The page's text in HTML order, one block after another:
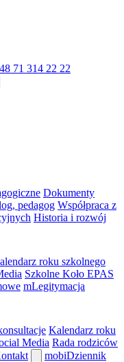
71 314 22 22
Dokumenty
pedagog Współpraca z
Historia i rozwój
roku szkolnego
Szkolne Koło EPAS
mLegitymacja
Kalendarz roku
Media Rada rodziców
mobiDziennik